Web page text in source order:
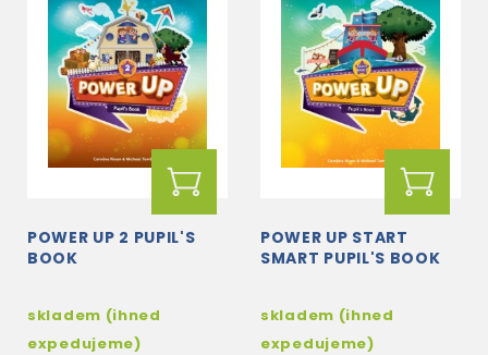
POWER UP 2 PUPIL'S
BOOK
skladem (ihned
expedujeme)
POWER UP START
SMART PUPIL'S BOOK
skladem (ihned
expedujeme)